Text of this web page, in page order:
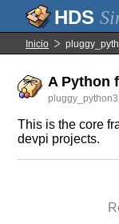
Inicio
A Python
This is the core
devpi projects.